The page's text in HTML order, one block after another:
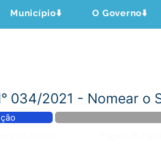
Município⬇️ O Governo⬇️
034/2021 - Nomear o